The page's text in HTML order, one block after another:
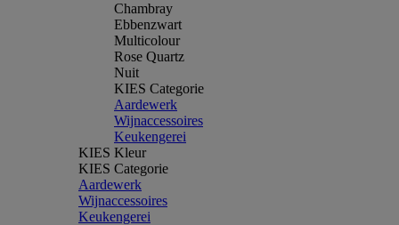
Chambray
Ebbenzwart
Multicolour
Rose Quartz
Nuit
KIES Categorie
Aardewerk
Wijnaccessoires
Keukengerei
KIES Kleur
KIES Categorie
Aardewerk
Wijnaccessoires
Keukengerei